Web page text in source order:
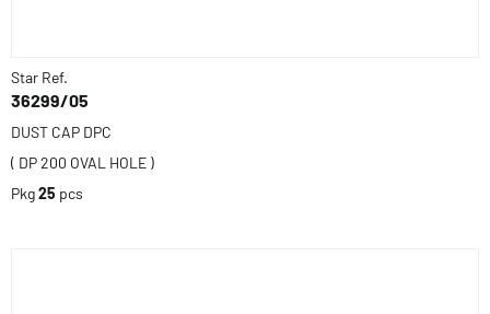
Star Ref.
36299/05
DUST CAP DPC
( DP 200 OVAL HOLE )
Pkg25 pcs